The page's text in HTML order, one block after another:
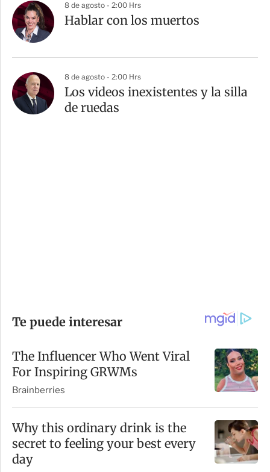
8 de agosto - 2:00 Hrs
Hablar con los muertos
8 de agosto - 2:00 Hrs
Los videos inexistentes y la silla
de ruedas